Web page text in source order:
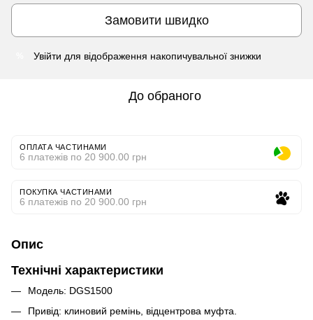
Замовити швидко
Увійти для відображення накопичувальної знижки
До обраного
ОПЛАТА ЧАСТИНАМИ
6 платежів по 20 900.00 грн
ПОКУПКА ЧАСТИНАМИ
6 платежів по 20 900.00 грн
Опис
Технічні характеристики
Модель: DGS1500
Привід: клиновий ремінь, відцентрова муфта.